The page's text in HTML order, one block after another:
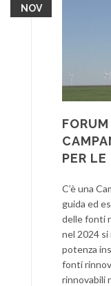
NOV
PER
C’è una
guida ed
delle fonti
nel 2024
potenza
fonti
rinnovabili